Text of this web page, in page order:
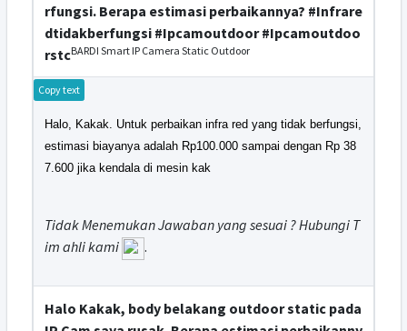
rfungsi. Berapa estimasi perbaikannya? #Infrare
dtidakberfungsi #Ipcamoutdoor #Ipcamoutdoo
rstcBARDI Smart IP Camera Static Outdoor
Copy text
Halo, Kakak. Untuk perbaikan infra red yang tidak berfungsi,
estimasi biayanya adalah Rp100.000 sampai dengan Rp 38
7.600 jika kendala di mesin kak
Tidak Menemukan Jawaban yang sesuai ? Hubungi T
im ahli kami
.
Halo Kakak, body belakang outdoor static pada